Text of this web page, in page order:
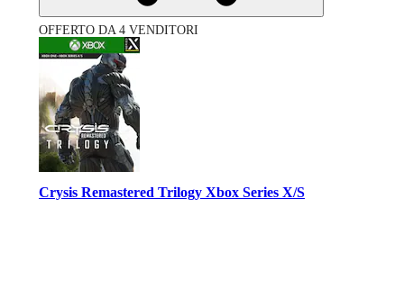
OFFERTO DA 4 VENDITORI
Crysis Remastered Trilogy Xbox Series X/S